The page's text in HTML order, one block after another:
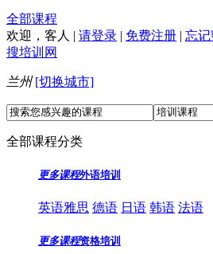
全部课程
欢迎， 客人 | 请登录 | 免费注册 | 忘记
搜培训网
兰州 [切换城市]
全部课程分类
更多课程外语培训
英语雅思 德语 日语 韩语 法语
更多课程资格培训